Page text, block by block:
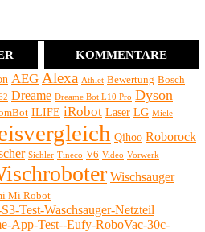
KOMMENTARE
AEG Alexa Athlet Bewertung Bosch
Dreame Dreame Bot L10 Pro Dyson
ILIFE iRobot Laser LG Miele
Qihoo Roborock
Sichler Tineco V6 Video Vorwerk
Wischsauger
Mi Robot
Test-Waschsauger-Netzteil
App-Test--Eufy-RoboVac-30c-